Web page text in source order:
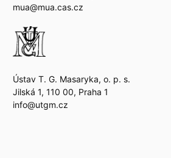
mua@mua.cas.cz
Ústav T. G. Masaryka, o. p. s.
Jilská 1, 110 00, Praha 1
info@utgm.cz